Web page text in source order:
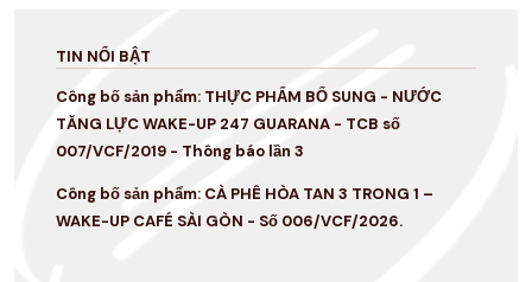
TIN NỔI BẬT
Công bố sản phẩm: THỰC PHẨM BỔ SUNG - NƯỚC
TĂNG LỰC WAKE-UP 247 GUARANA - TCB số
007/VCF/2019 - Thông báo lần 3
Công bố sản phẩm: CÀ PHÊ HÒA TAN 3 TRONG 1 –
WAKE-UP CAFÉ SÀI GÒN - Số 006/VCF/2026.